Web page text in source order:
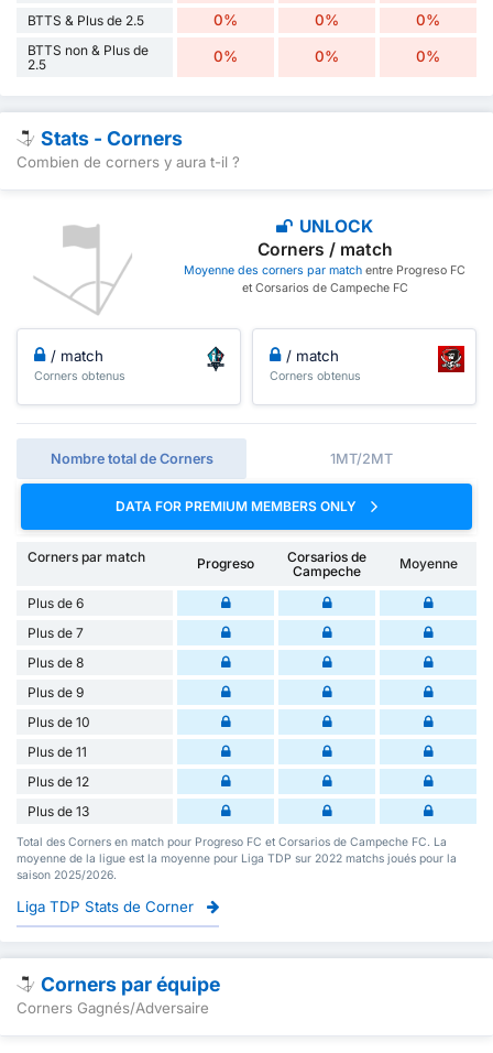
BTTS & Plus de 2.5 0% 0% 0%
BTTS non & Plus de
2.5
0% 0% 0%
Stats - Corners
Combien de corners y aura t-il ?
UNLOCK
Corners / match
Moyenne des corners par match entre Progreso FC
et Corsarios de Campeche FC
/ match
Corners obtenus
/ match
Corners obtenus
Nombre total de Corners 1MT/2MT
DATA FOR PREMIUM MEMBERS ONLY
Corners par match Progreso
Corsarios de
Campeche
Moyenne
Plus de 6
Plus de 7
Plus de 8
Plus de 9
Plus de 10
Plus de 11
Plus de 12
Plus de 13
Total des Corners en match pour Progreso FC et Corsarios de Campeche FC. La
moyenne de la ligue est la moyenne pour Liga TDP sur 2022 matchs joués pour la
saison 2025/2026.
Liga TDP Stats de Corner
Corners par équipe
Corners Gagnés/Adversaire